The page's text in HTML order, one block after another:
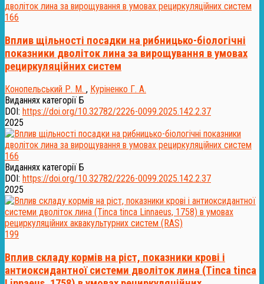
166
Вплив щільності посадки на рибницько-біологічні
показники дволіток лина за вирощування в умовах
рециркуляційних систем
Конопельський Р. М. , Куріненко Г. А.
Виданнях категорії Б
DOI: https://doi.org/10.32782/2226-0099.2025.142.2.37
2025
166
Виданнях категорії Б
DOI: https://doi.org/10.32782/2226-0099.2025.142.2.37
2025
199
Вплив складу кормів на ріст, показники крові і
антиоксидантної системи дволіток лина (Tinca tinca